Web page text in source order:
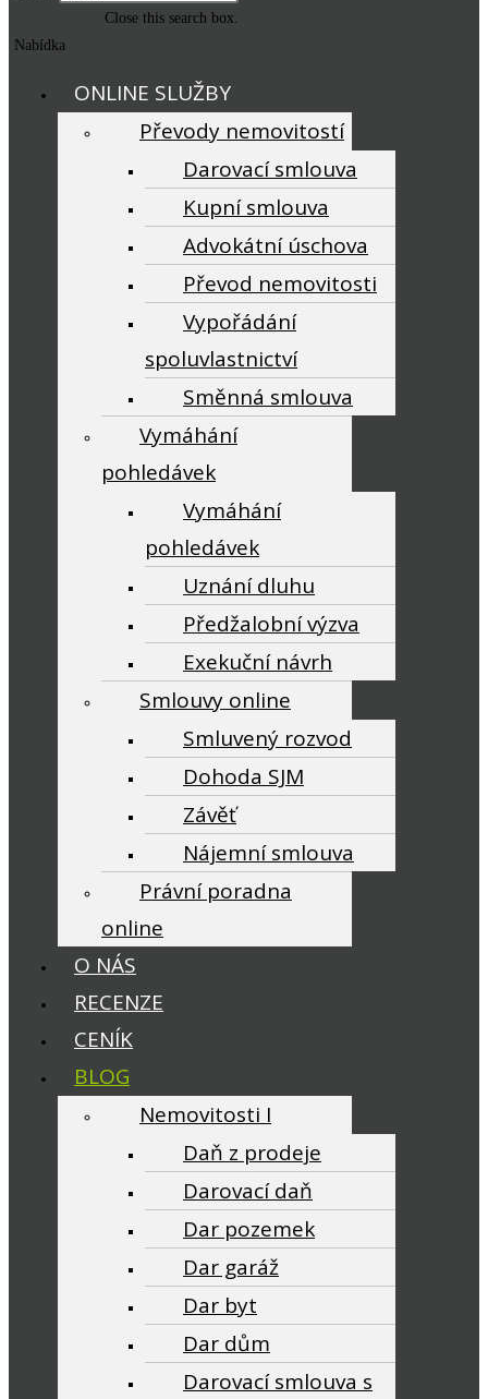
Close this search box.
Nabídka
ONLINE SLUŽBY
Převody nemovitostí
Darovací smlouva
Kupní smlouva
Advokátní úschova
Převod nemovitosti
Vypořádání
spoluvlastnictví
Směnná smlouva
Vymáhání
pohledávek
Vymáhání
pohledávek
Uznání dluhu
Předžalobní výzva
Exekuční návrh
Smlouvy online
Smluvený rozvod
Dohoda SJM
Závěť
Nájemní smlouva
Právní poradna
online
O NÁS
RECENZE
CENÍK
BLOG
Nemovitosti I
Daň z prodeje
Darovací daň
Dar pozemek
Dar garáž
Dar byt
Dar dům
Darovací smlouva s